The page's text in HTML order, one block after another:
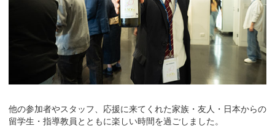
他の参加者やスタッフ、応援に来てくれた家族・友人・日本からの
留学生・指導教員とともに楽しい時間を過ごしました。